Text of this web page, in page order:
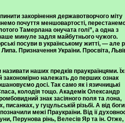
закорінення державотворчого міту
почуття меншовартості,
Тамерлана онучата голі”, а одна з
минуле задля майбутнього чужого.
посуви в українському житті, — але
Призначення України. Просвіта,
наших предків праукраїнцями.
належать до перших ознак
досі. Так само як і язичницькі
колодія тощо. Академік Олександр
знак засіяного поля та лона,
у гуцульській різьбі. А від
межі Праукраїни. Від її
Перунова рінь, Велесів Яр та ін. Отже,